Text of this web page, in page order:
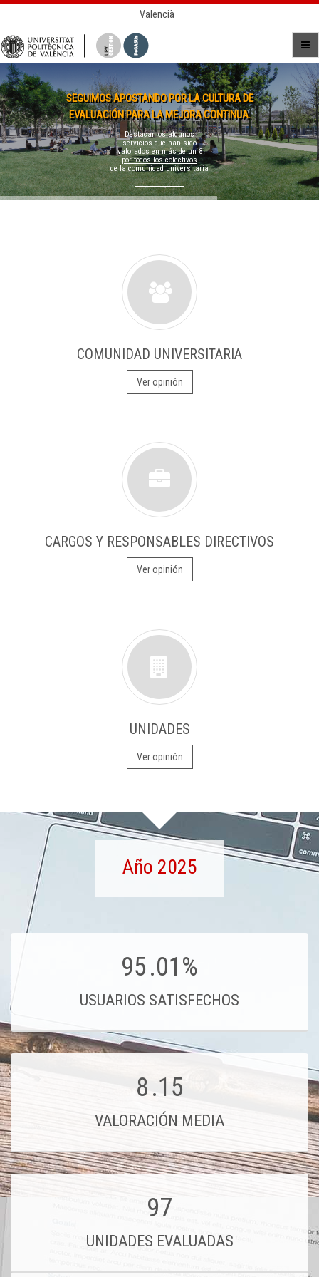
Valencià
SEGUIMOS APOSTANDO POR LA CULTURA DE
EVALUACIÓN PARA LA MEJORA CONTINUA.
Destacamos algunos
servicios que han sido
valorados enmás de un 8
por todos los colectivos
de la comunidad universitaria
COMUNIDAD UNIVERSITARIA
Ver opinión
CARGOS Y RESPONSABLES DIRECTIVOS
Ver opinión
UNIDADES
Ver opinión
Año 2025
95.01%
USUARIOS SATISFECHOS
8.15
VALORACIÓN MEDIA
97
UNIDADES EVALUADAS